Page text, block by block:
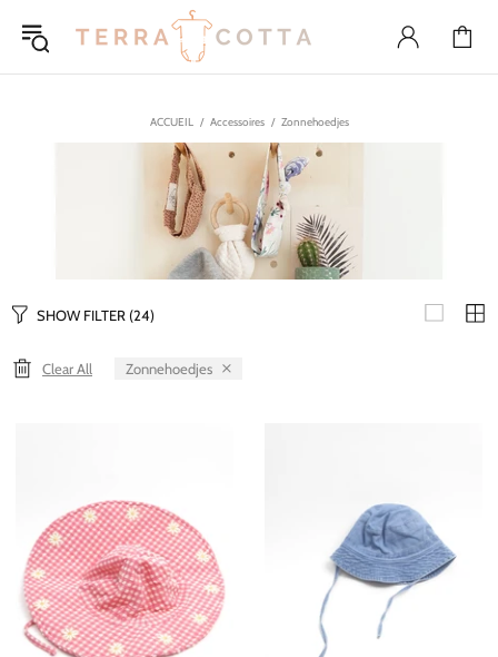
ACCUEIL Accessoires Zonnehoedjes
SHOW FILTER (24)
Zonnehoedjes
Clear All